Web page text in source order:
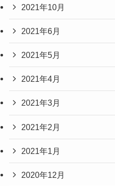
2021年10月
2021年6月
2021年5月
2021年4月
2021年3月
2021年2月
2021年1月
2020年12月